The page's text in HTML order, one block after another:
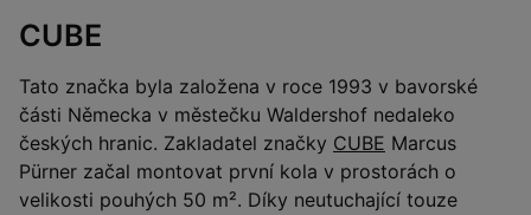
CUBE
Tato značka byla založena v roce 1993 v bavorské
části Německa v městečku Waldershof nedaleko
českých hranic. Zakladatel značky CUBE Marcus
Pürner začal montovat první kola v prostorách o
velikosti pouhých 50 m². Díky neutuchající touze